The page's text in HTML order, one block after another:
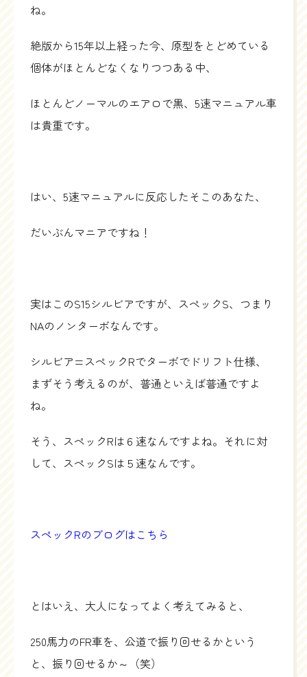
ね。
絶版から15年以上経った今、原型をとどめている
個体がほとんどなくなりつつある中、
ほとんどノーマルのエアロで黒、5速マニュアル車
は貴重です。
はい、5速マニュアルに反応したそこのあなた、
だいぶんマニアですね！
実はこのS15シルビアですが、スペックS、つまり
NAのノンターボなんです。
シルビア=スペックRでターボでドリフト仕様、
まずそう考えるのが、普通といえば普通ですよ
ね。
そう、スペックRは６速なんですよね。それに対
して、スペックSは５速なんです。
スペックRのブログはこちら
とはいえ、大人になってよく考えてみると、
250馬力のFR車を、公道で振り回せるかという
と、振り回せるか～（笑）